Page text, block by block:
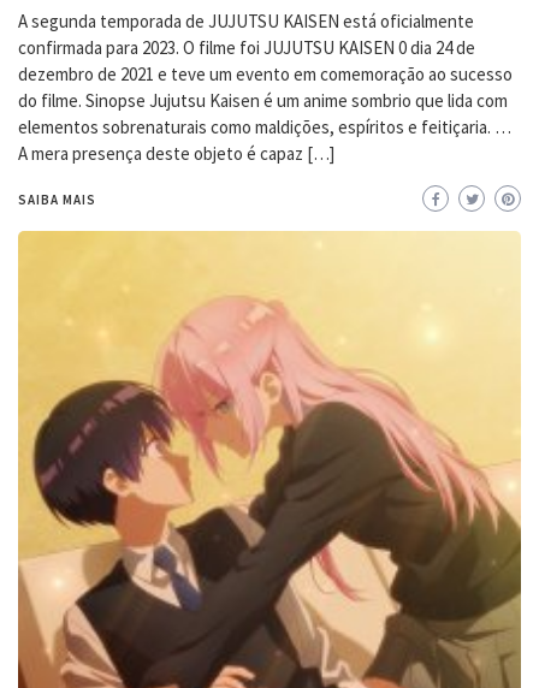
A segunda temporada de JUJUTSU KAISEN está oficialmente
confirmada para 2023. O filme foi JUJUTSU KAISEN 0 dia 24 de
dezembro de 2021 e teve um evento em comemoração ao sucesso
do filme. Sinopse Jujutsu Kaisen é um anime sombrio que lida com
elementos sobrenaturais como maldições, espíritos e feitiçaria. …
A mera presença deste objeto é capaz […]
SAIBA MAIS